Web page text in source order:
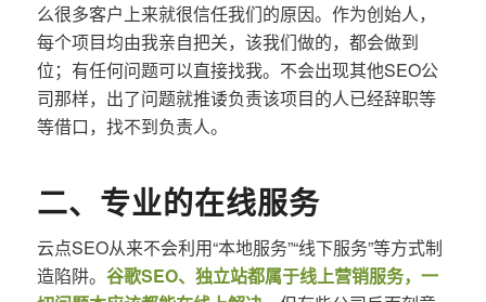
么很多客户上来就很信任我们的原因。作为创始人，
每个项目均由我亲自把关，该我们做的，都会做到
位；有任何问题可以直接找我。不会出现其他SEO公
司那样，出了问题就推诿负责该项目的人已经辞职等
等借口，找不到负责人。
二、专业的在线服务
云点SEO从来不会利用“本地服务”“线下服务”等方式制
造陷阱。 谷歌SEO、独立站都属于线上营销服务，一